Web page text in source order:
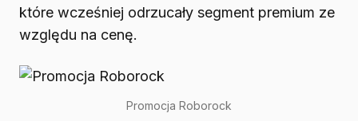
które wcześniej odrzucały segment premium ze
względu na cenę.
Promocja Roborock